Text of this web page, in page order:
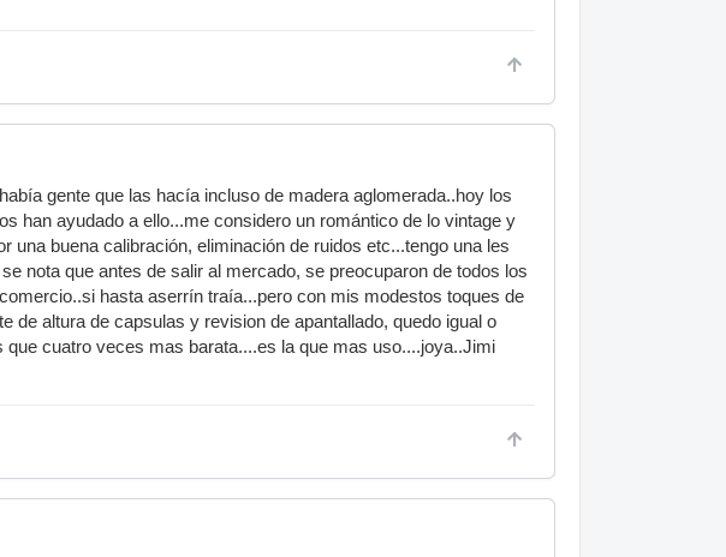
gente que las hacía incluso de madera aglomerada..hoy los
han ayudado a ello...me considero un romántico de lo vintage y
buena calibración, eliminación de ruidos etc...tengo una les
nota que antes de salir al mercado, se preocuparon de todos los
hasta aserrín traía...pero con mis modestos toques de
de altura de capsulas y revision de apantallado, quedo igual o
cuatro veces mas barata....es la que mas uso....joya..Jimi